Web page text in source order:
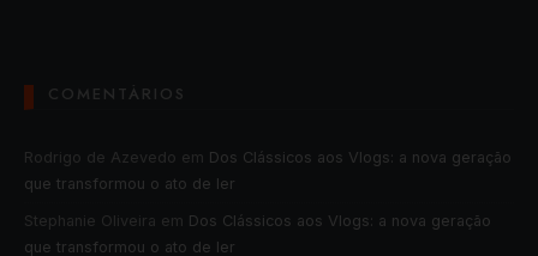
COMENTÁRIOS
Rodrigo de Azevedo em Dos Clássicos aos Vlogs: a nova geração
que transformou o ato de ler
Stephanie Oliveira em Dos Clássicos aos Vlogs: a nova geração
que transformou o ato de ler